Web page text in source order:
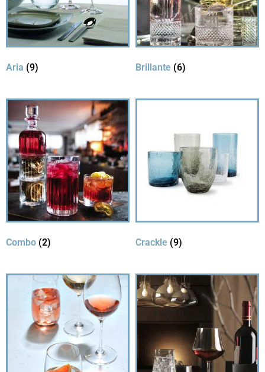
Aria (9) Brillante (6)
Combo (2) Crackle (9)